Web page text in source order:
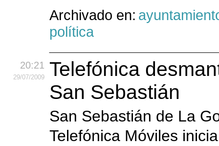
Archivado en:
política
20:21
29/07/2009
Telefónica
San Sebastián
San Sebastián de La
Telefónica Móviles